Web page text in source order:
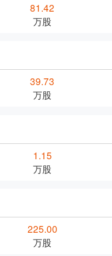
81.42
万股
39.73
万股
1.15
万股
225.00
万股